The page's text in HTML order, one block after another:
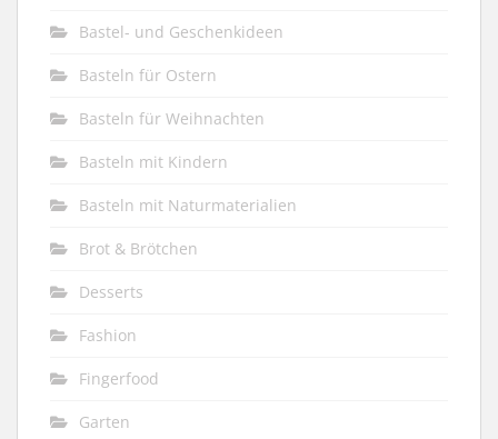
Bastel- und Geschenkideen
Basteln für Ostern
Basteln für Weihnachten
Basteln mit Kindern
Basteln mit Naturmaterialien
Brot & Brötchen
Desserts
Fashion
Fingerfood
Garten